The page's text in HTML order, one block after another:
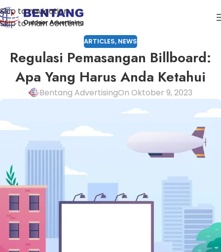
Skip to navigation
Skip to main content
ARTICLES, NEWS
Regulasi Pemasangan Billboard:
Apa Yang Harus Anda Ketahui
Bentang AdvertisingOn Oktober 9, 2023